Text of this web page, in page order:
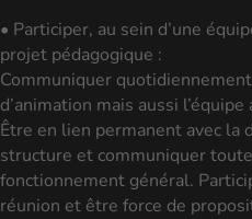
• Participer, au sein d’une
projet pédagogique :
Communiquer
d’animation mais aussi
Être en lien permanent avec la
structure et communiquer
fonctionnement général.
réunion et être force de